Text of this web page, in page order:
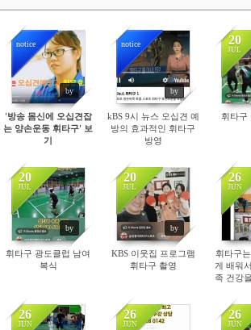
notice
by
10104
'방송 몸신에 오십견잡
는 양손운동 휘타구' 보
기
notice
by
11012
kBS 9시 뉴스 오십견 예
방의 효과적인 휘타구
방영
20
JUL
휘타구
20
JUL
by
132
휘타구 광도클럽 남여
복식
20
JUL
by
125
KBS 이웃집 프로그램
휘타구 촬영
26
JUN
휘타구
게 배워
족 건강
26
JUN
26
JUN
26
JUN